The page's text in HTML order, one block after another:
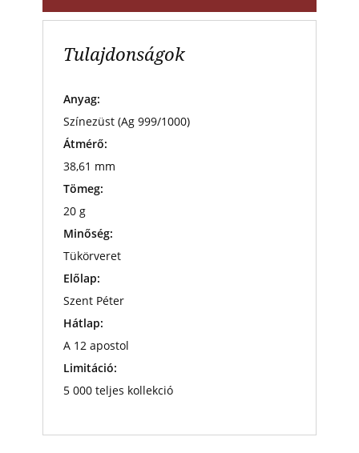
Tulajdonságok
Anyag:
Színezüst (Ag 999/1000)
Átmérő:
38,61 mm
Tömeg:
20 g
Minőség:
Tükörveret
Előlap:
Szent Péter
Hátlap:
A 12 apostol
Limitáció:
5 000 teljes kollekció